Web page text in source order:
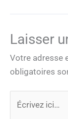
Laisser
Votre adresse
obligatoires